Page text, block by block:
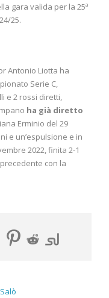
gara valida per la 25ª
25.
Antonio Liotta ha
Serie C,
e 2 rossi diretti,
ha già diretto
Erminio del 29
e un’espulsione e in
2022, finita 2-1
con la